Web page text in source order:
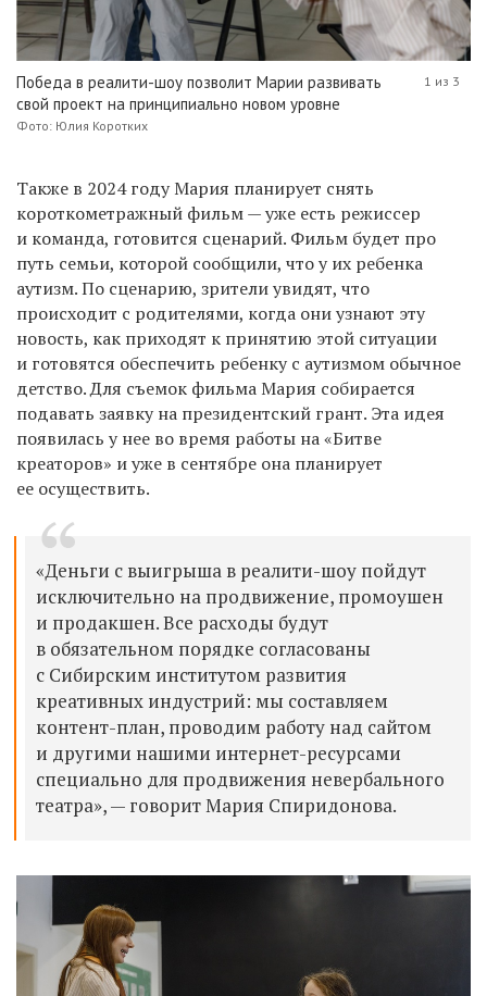
Победа в реалити-шоу позволит Марии развивать
свой проект на принципиально новом уровне
Фото: Юлия Коротких
1 из 3
Также в 2024 году Мария планирует снять
короткометражный фильм — уже есть режиссер
и команда, готовится сценарий. Фильм будет про
путь семьи, которой сообщили, что у их ребенка
аутизм. По сценарию, зрители увидят, что
происходит с родителями, когда они узнают эту
новость, как приходят к принятию этой ситуации
и готовятся обеспечить ребенку с аутизмом обычное
детство. Для съемок фильма Мария собирается
подавать заявку на президентский грант. Эта идея
появилась у нее во время работы на «Битве
креаторов» и уже в сентябре она планирует
ее осуществить.
«Деньги с выигрыша в реалити-шоу пойдут
исключительно на продвижение, промоушен
и продакшен. Все расходы будут
в обязательном порядке согласованы
с Сибирским институтом развития
креативных индустрий: мы составляем
контент-план, проводим работу над сайтом
и другими нашими интернет-ресурсами
специально для продвижения невербального
театра», — говорит Мария Спиридонова.